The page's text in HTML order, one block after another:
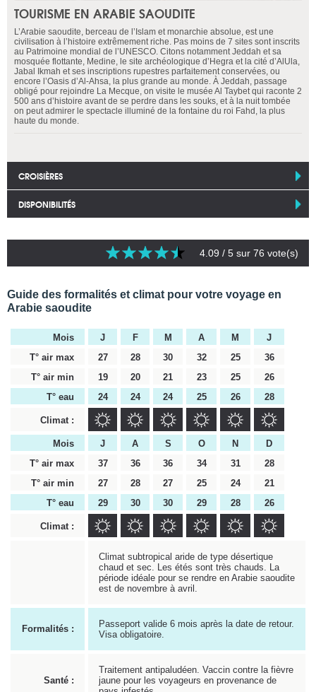
TOURISME EN ARABIE SAOUDITE
L’Arabie saoudite, berceau de l’Islam et monarchie absolue, est une
civilisation à l’histoire extrêmement riche. Pas moins de 7 sites sont inscrits
au Patrimoine mondial de l’UNESCO. Citons notamment Jeddah et sa
mosquée flottante, Medine, le site archéologique d’Hegra et la cité d’AlUla,
Jabal Ikmah et ses inscriptions rupestres parfaitement conservées, ou
encore l’Oasis d’Al-Ahsa, la plus grande au monde. À Jeddah, passage
obligé pour rejoindre La Mecque, on visite le musée Al Taybet qui raconte 2
500 ans d’histoire avant de se perdre dans les souks, et à la nuit tombée
on peut admirer le spectacle illuminé de la fontaine du roi Fahd, la plus
haute du monde.
CROISIÈRES
DISPONIBILITÉS
4.09 / 5 sur 76 vote(s)
Guide des formalités et climat pour votre voyage en
Arabie saoudite
Mois J F M A M
J
T° air max
27 28 30 32 25
36
T° air min
19 20 21 23 25
26
T° eau
24 24 24 25 26 28
Climat :
Mois J A S O N
D
T° air max
37 36 36 34 31
28
T° air min
27 28 27 25 24
21
T° eau
29 30 30 29 28 26
Climat :
Climat subtropical aride de type désertique
chaud et sec. Les étés sont très chauds. La
période idéale pour se rendre en Arabie saoudite
est de novembre à avril.
Formalités :
Passeport valide 6 mois après la date de retour.
Visa obligatoire.
Santé :
Traitement antipaludéen. Vaccin contre la fièvre
jaune pour les voyageurs en provenance de